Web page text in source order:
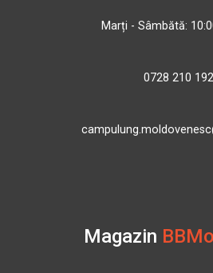
Marți - Sâmbătă:
0728 210 192
Magazin